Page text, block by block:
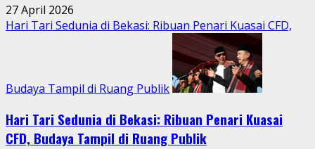
27 April 2026
Hari Tari Sedunia di Bekasi: Ribuan Penari Kuasai CFD,
Budaya Tampil di Ruang Publik
Hari Tari Sedunia di Bekasi: Ribuan Penari Kuasai
CFD, Budaya Tampil di Ruang Publik